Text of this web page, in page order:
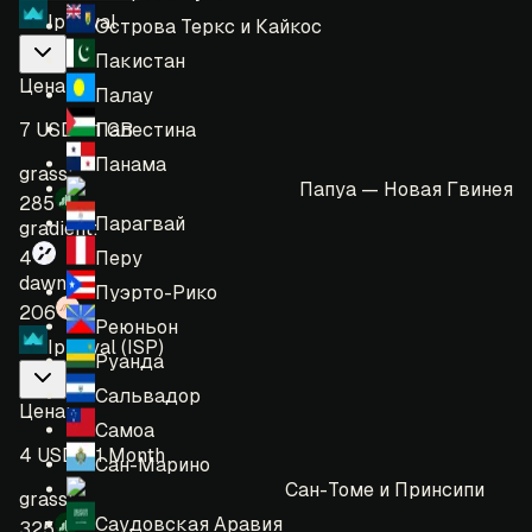
Острова Теркс и Кайкос
Пакистан
Палау
Палестина
Панама
Папуа — Новая Гвинея
Парагвай
Перу
Пуэрто-Рико
Реюньон
Руанда
Сальвадор
Самоа
Сан-Марино
Сан-Томе и Принсипи
Саудовская Аравия
IpRoyal
Цена
7 USD = 1 GB
grass:
285
gradient:
4
dawn:
206
IpRoyal (ISP)
Цена:
4 USD = 1 Month
grass: